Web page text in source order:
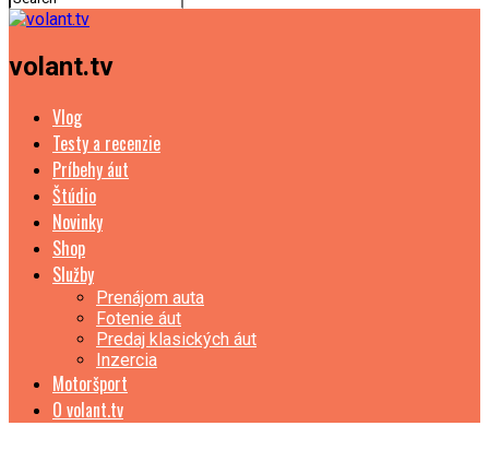
volant.tv
Vlog
Testy a recenzie
Príbehy áut
Štúdio
Novinky
Shop
Služby
Prenájom auta
Fotenie áut
Predaj klasických áut
Inzercia
Motoršport
O volant.tv